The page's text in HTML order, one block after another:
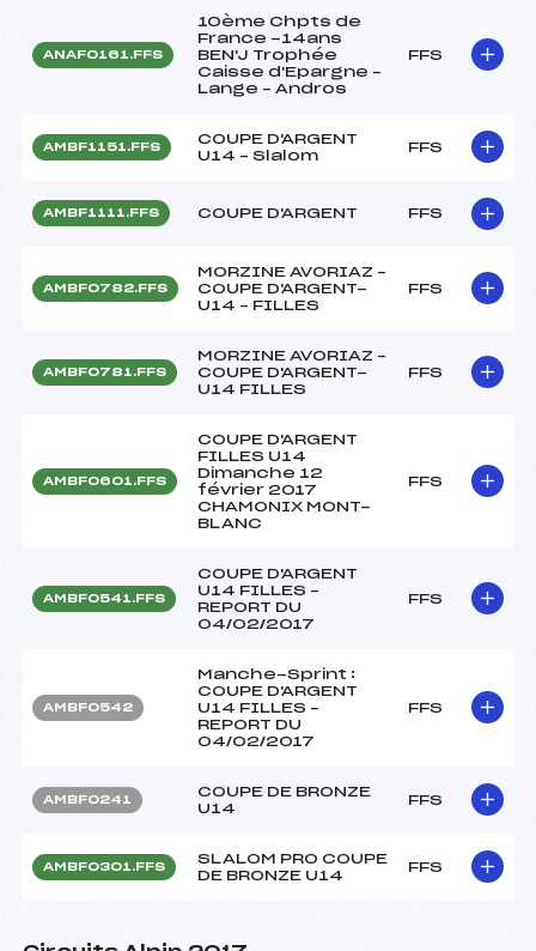
ANAF0161.FFS
10ème Chpts de
France -14ans
BEN'J Trophée
Caisse d'Epargne –
Lange – Andros
FFS
AMBF1151.FFS
COUPE D'ARGENT
U14 – Slalom
FFS
AMBF1111.FFS COUPE D'ARGENT FFS
AMBF0782.FFS
MORZINE AVORIAZ –
COUPE D'ARGENT-
U14 – FILLES
FFS
AMBF0781.FFS
MORZINE AVORIAZ –
COUPE D'ARGENT-
U14 FILLES
FFS
AMBF0601.FFS
COUPE D'ARGENT
FILLES U14
Dimanche 12
février 2017
CHAMONIX MONT-
BLANC
FFS
AMBF0541.FFS
COUPE D'ARGENT
U14 FILLES –
REPORT DU
04/02/2017
FFS
AMBF0542
Manche-Sprint :
COUPE D'ARGENT
U14 FILLES –
REPORT DU
04/02/2017
FFS
AMBF0241
COUPE DE BRONZE
U14
FFS
AMBF0301.FFS
SLALOM PRO COUPE
DE BRONZE U14
FFS